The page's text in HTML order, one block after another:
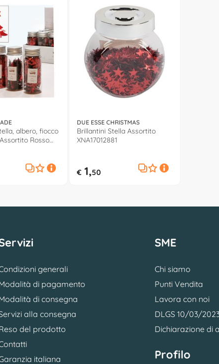
albero, fiocco
Rosso
DUE ESSE CHRISTMAS
Brillantini Stella Assortito
XNA17012881
€1,50
generali
di pagamento
di consegna
alla consegna
del prodotto
italiana
SME
Chi siamo
Punti Vendita
Lavora con noi
DLGS 10/03/
Dichiarazione di
Profilo